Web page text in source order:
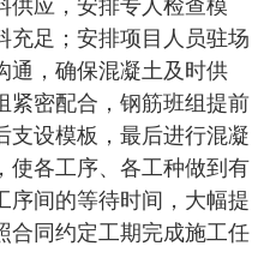
供应，安排专人检查模
充足；安排项目人员驻场
通，确保混凝土及时供
紧密配合，钢筋班组提前
支设模板，最后进行混凝
使各工序、各工种做到有
序间的等待时间，大幅提
合同约定工期完成施工任